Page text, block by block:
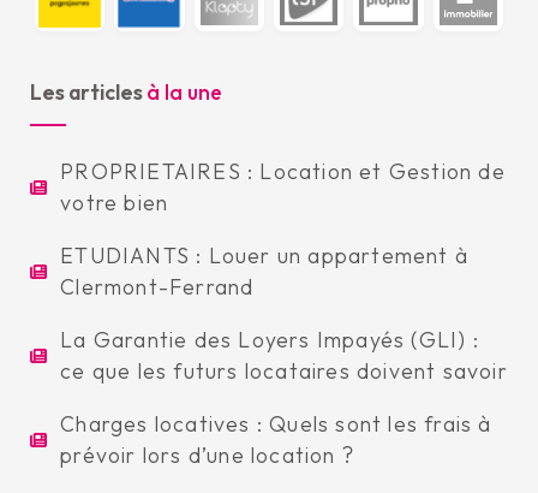
Les articlesà la une
PROPRIETAIRES : Location et Gestion de
votre bien
ETUDIANTS : Louer un appartement à
Clermont-Ferrand
La Garantie des Loyers Impayés (GLI) :
ce que les futurs locataires doivent savoir
Charges locatives : Quels sont les frais à
prévoir lors d’une location ?